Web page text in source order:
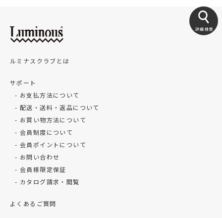
詳細検索
ルミナスクラブとは
サポート
お支払方法について
配送・送料・返品について
お買い物方法について
会員制度について
会員ポイントについて
お問い合わせ
会員様限定保証
カタログ請求・閲覧
よくあるご質問